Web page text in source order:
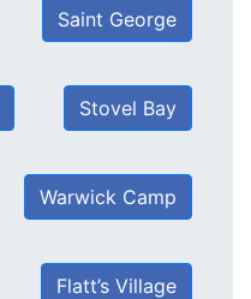
Saint George
Stovel Bay
Warwick Camp
Flatt’s Village